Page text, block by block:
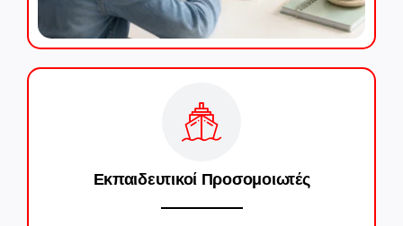
Εκπαιδευτικοί Προσομοιωτές